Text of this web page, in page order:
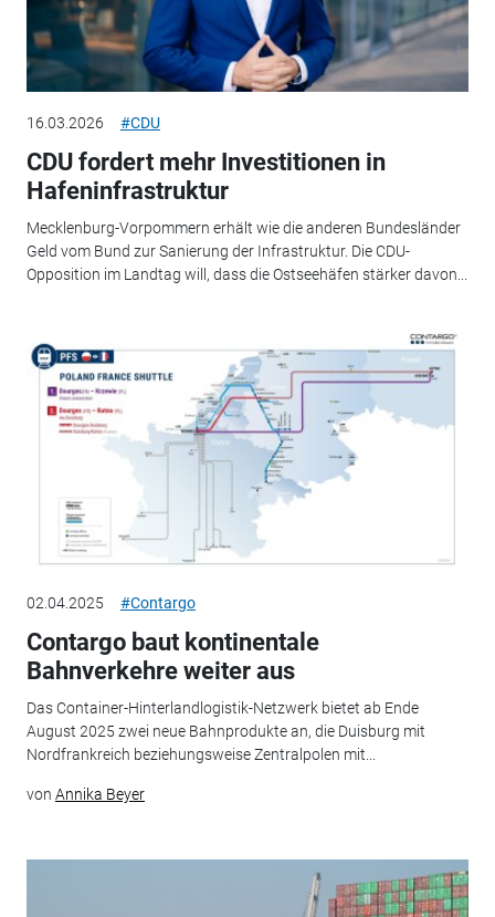
16.03.2026 #CDU
CDU fordert mehr Investitionen in
Hafeninfrastruktur
Mecklenburg-Vorpommern erhält wie die anderen Bundesländer
Geld vom Bund zur Sanierung der Infrastruktur. Die CDU-
Opposition im Landtag will, dass die Ostseehäfen stärker davon...
02.04.2025 #Contargo
Contargo baut kontinentale
Bahnverkehre weiter aus
Das Container-Hinterlandlogistik-Netzwerk bietet ab Ende
August 2025 zwei neue Bahnprodukte an, die Duisburg mit
Nordfrankreich beziehungsweise Zentralpolen mit...
von Annika Beyer